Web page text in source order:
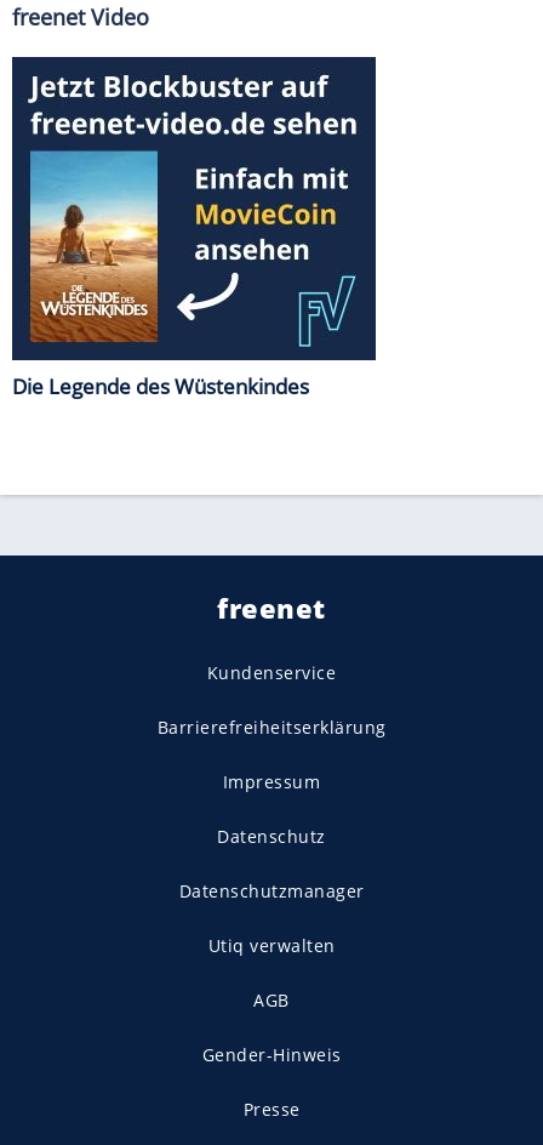
freenet Video
Die Legende des Wüstenkindes
freenet
Kundenservice
Barrierefreiheitserklärung
Impressum
Datenschutz
Datenschutzmanager
Utiq verwalten
AGB
Gender-Hinweis
Presse